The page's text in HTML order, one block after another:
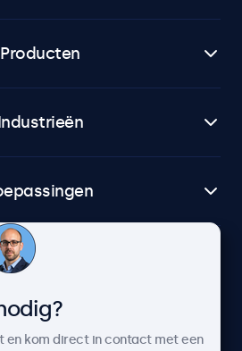
Producten
en kom direct in contact met een